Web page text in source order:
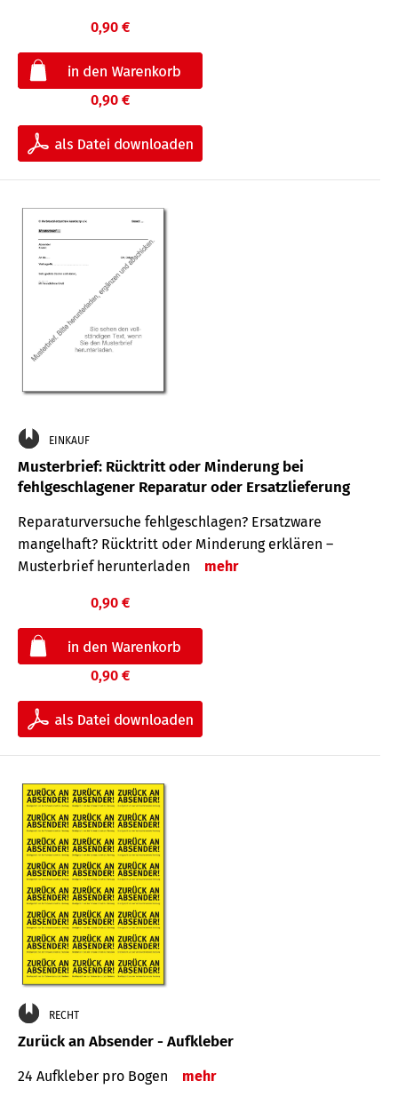
0,90 €
0,90 €
EINKAUF
Musterbrief: Rücktritt oder Minderung bei
fehlgeschlagener Reparatur oder Ersatzlieferung
Reparaturversuche fehlgeschlagen? Ersatzware
mangelhaft? Rücktritt oder Minderung erklären –
Musterbrief herunterladen
mehr
0,90 €
0,90 €
RECHT
Zurück an Absender - Aufkleber
24 Aufkleber pro Bogen mehr